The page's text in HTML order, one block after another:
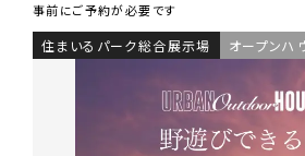
事前にご予約が必要です
住まいるパーク総合展示場 オープンハ